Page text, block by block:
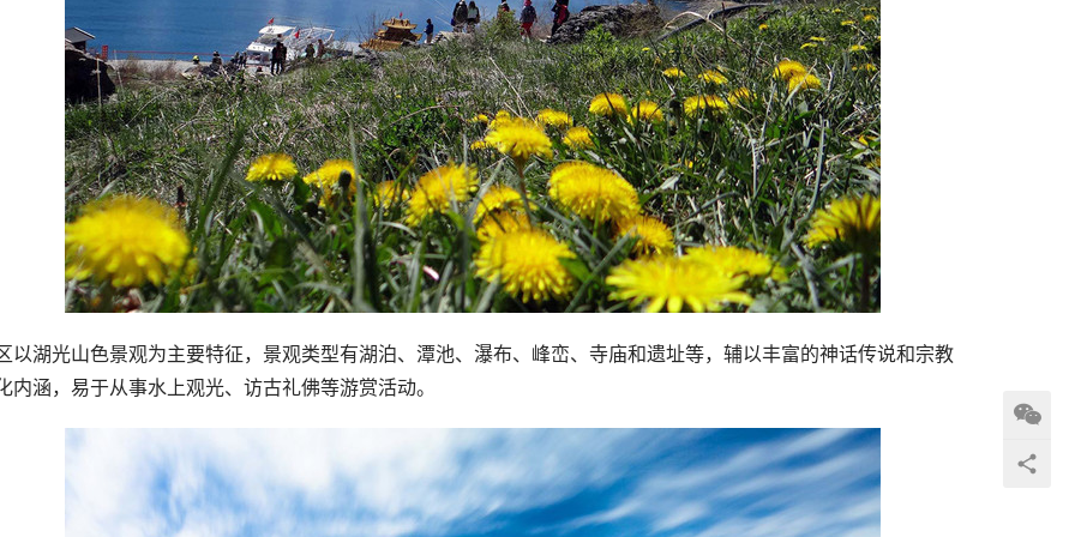
以湖光山色景观为主要特征，景观类型有湖泊、潭池、瀑布、峰峦、寺庙和遗址等，辅以丰富的神话传说和宗教
内涵，易于从事水上观光、访古礼佛等游赏活动。